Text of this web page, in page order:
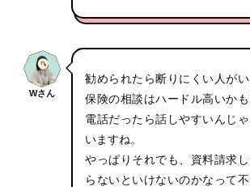
Wさん
勧められたら断りにくい人が
保険の相談はハードル高いか
電話だったら話しやすいんじ
いますね。
やっぱりそれでも、資料請求
らないといけないのかなって